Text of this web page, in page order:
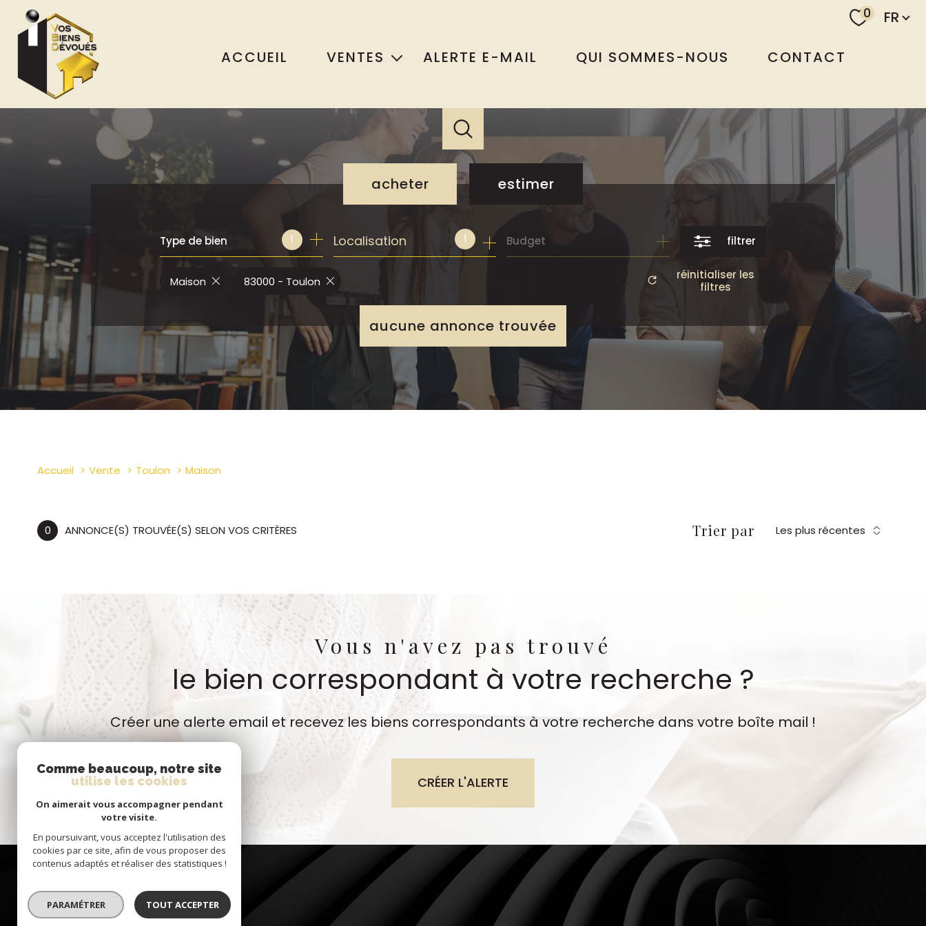
0 FR
ACCUEIL VENTES
APPARTEMENTS
TERRAINS
COMMERCES / ENTREPRISES
ALERTE E-MAIL QUI SOMMES-NOUS CONTACT
acheter
de l'immo pro
estimer
Type de bien 1 1
Localisation Budget filtrer
aucune annonce trouvée
Maison 83000 - Toulon
réinitialiser les
filtres
Accueil Vente Toulon Maison
0 ANNONCE(S) TROUVÉE(S) SELON VOS CRITÈRES Trier par Les plus récentes
Vous n'avez pas trouvé
le bien correspondant à votre recherche ?
Créer une alerte email et recevez les biens correspondants à votre recherche dans votre boîte mail !
CRÉER L'ALERTE
Comme beaucoup, notre site
utilise les cookies
On aimerait vous accompagner pendant
votre visite.
En poursuivant, vous acceptez l'utilisation des
cookies par ce site, afin de vous proposer des
contenus adaptés et réaliser des statistiques !
PARAMÉTRER TOUT ACCEPTER